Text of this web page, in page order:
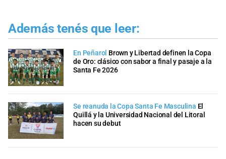
Además tenés que leer:
En Peñarol Brown y Libertad definen la Copa
de Oro: clásico con sabor a final y pasaje a la
Santa Fe 2026
Se reanuda la Copa Santa Fe Masculina El
Quillá y la Universidad Nacional del Litoral
hacen su debut